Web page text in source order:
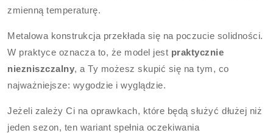
zmienną temperaturę.
Metalowa konstrukcja przekłada się na poczucie solidności.
W praktyce oznacza to, że model jest praktycznie
niezniszczalny, a Ty możesz skupić się na tym, co
najważniejsze: wygodzie i wyglądzie.
Jeżeli zależy Ci na oprawkach, które będą służyć dłużej niż
jeden sezon, ten wariant spełnia oczekiwania